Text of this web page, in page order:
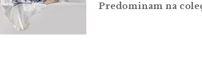
Predominam na